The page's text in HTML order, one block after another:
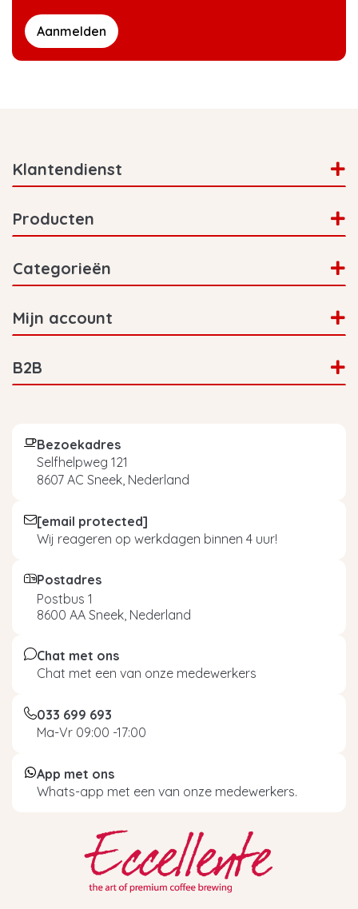
Aanmelden
Klantendienst
Producten
Categorieën
Mijn account
B2B
Bezoekadres
Selfhelpweg 121
8607 AC Sneek, Nederland
[email protected]
Wij reageren op werkdagen binnen 4 uur!
Postadres
Postbus 1
8600 AA Sneek, Nederland
Chat met ons
Chat met een van onze medewerkers
033 699 693
Ma-Vr 09:00 -17:00
App met ons
Whats-app met een van onze medewerkers.